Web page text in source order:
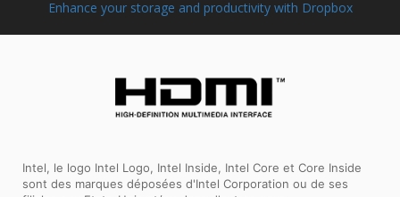
Enhance your storage and productivity with Dropbox
Intel, le logo Intel Logo, Intel Inside, Intel Core et Core Inside
sont des marques déposées d'Intel Corporation ou de ses